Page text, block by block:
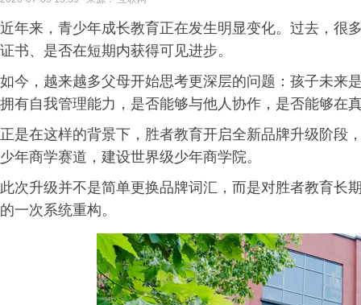
近年来，青少年成长教育正在发生明显变化。过去，很
证书、是否在短期内获得可见进步。
如今，越来越多父母开始思考更深层的问题：孩子未来
拥有自我管理能力，是否能够与他人协作，是否能够在
正是在这样的背景下，胜者教育开启全新品牌升级阶段
少年商学赛道，建设世界级少年商学院。
此次升级并不是简单更换品牌词汇，而是对胜者教育长
的一次系统重构。